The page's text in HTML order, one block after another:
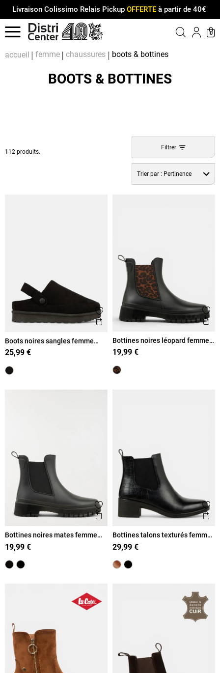
Livraison Colissimo Relais Pickup OFFERTEà partir de 40€
Menu
0
accueil femme chaussures boots & bottines
BOOTS & BOTTINES
112 produits.
Filtrer
Trier par : Pertinence
Ajouter aux favoris
Aperçu rapide
Boots noires sangles femme
(36-41)
25,99 €
Bottines noires léopard femme
(36-41)
19,99 €
Ajouter aux favoris
Aperçu rapide
Bottines noires mates femme
(36-41)
19,99 €
Bottines talons texturés femme
(36-41)
29,99 €